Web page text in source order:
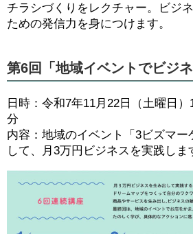
チラシづくりをレクチャー。ビジ
ための発信力を身につけます。
第6回「地域イベントでビジネ
日時：令和7年11月22日（土曜日
分
内容：地域のイベント「3ビズマー
して、月3万円ビジネスを実践しま